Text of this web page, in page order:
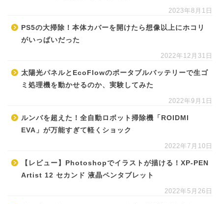
2023年8月1日
PS5の大掃除！本体カバーを開けたら想像以上にホコリ
がいっぱいだった
2022年12月31日
太陽光パネルとEcoFlowのポータブルバッテリーで生ゴ
ミ処理機を動かせるのか、実験してみた
2022年9月1日
ルンバを超えた！全自動ロボット掃除機「ROIDMI
EVA」が万能すぎて軽くショック
2022年7月10日
【レビュー】Photoshopでイラストが描ける！XP-PEN
Artist 12 セカンド 液晶ペンタブレット
2022年5月26日